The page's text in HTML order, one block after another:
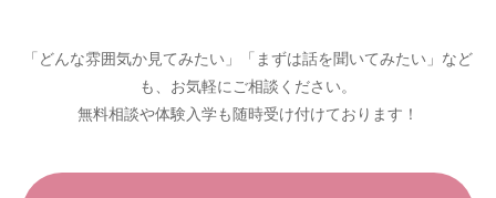
「どんな雰囲気か見てみたい」「まずは話を聞いてみたい」など
も、お気軽にご相談ください。
無料相談や体験入学も随時受け付けております！